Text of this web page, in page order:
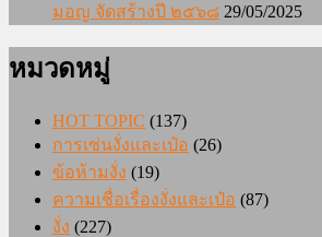
มอญ จัดสร้างปี ๒๕๖๘ 29/05/2025
หมวดหมู่
HOT TOPIC (137)
การเซ่นงั่งและเป๋อ (26)
ข้อห้ามงั่ง (19)
ความเชื่อเรื่องงั่งและเป๋อ (87)
งั่ง (227)